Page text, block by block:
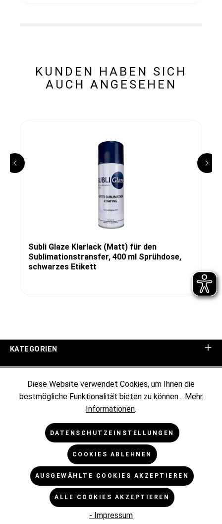
KUNDEN HABEN SICH
AUCH ANGESEHEN
Subli Glaze Klarlack (Matt) für den
Sublimationstransfer, 400 ml Sprühdose,
schwarzes Etikett
KATEGORIEN
KUNDENINFORMATIONEN
RECHTLICHES
* Alle Preise exkl. gesetzl. Mehrwertsteuer zzgl.
Versandkosten
und ggf. Nachnahmegebühren, wenn nicht
anders angegeben.
Diese Website verwendet Cookies, um Ihnen die
bestmögliche Funktionalität bieten zu können... Mehr
Informationen.
DATENSCHUTZEINSTELLUNGEN
COOKIES ABLEHNEN
AUSGEWÄHLTE COOKIES AKZEPTIEREN
ALLE COOKIES AKZEPTIEREN
- Impressum